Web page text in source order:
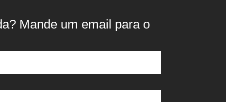
Mande um email para o